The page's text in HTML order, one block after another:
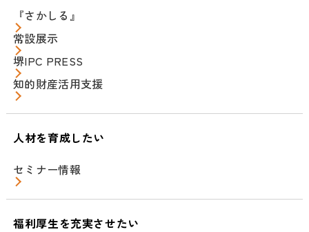
『さかしる』
常設展示
堺IPC PRESS
知的財産活用支援
人材を育成したい
セミナー情報
福利厚生を充実させたい